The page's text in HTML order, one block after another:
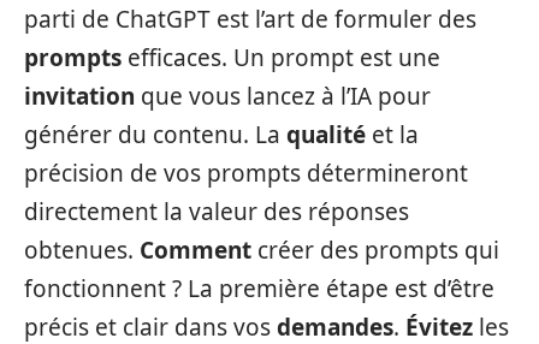
parti de ChatGPT est l’art de formuler des
prompts efficaces. Un prompt est une
invitation que vous lancez à l’IA pour
générer du contenu. La qualité et la
précision de vos prompts détermineront
directement la valeur des réponses
obtenues. Comment créer des prompts qui
fonctionnent ? La première étape est d’être
précis et clair dans vosdemandes. Évitez les